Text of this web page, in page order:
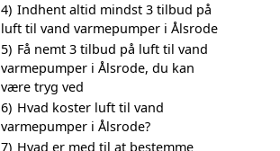
4) Indhent altid mindst 3 tilbud på
luft til vand varmepumper i Ålsrode
5) Få nemt 3 tilbud på luft til vand
varmepumper i Ålsrode, du kan
være tryg ved
6) Hvad koster luft til vand
varmepumper i Ålsrode?
7) Hvad er med til at bestemme